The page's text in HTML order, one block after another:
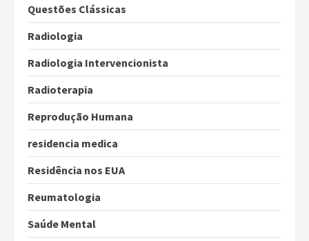
Questões Clássicas
Radiologia
Radiologia Intervencionista
Radioterapia
Reprodução Humana
residencia medica
Residência nos EUA
Reumatologia
Saúde Mental